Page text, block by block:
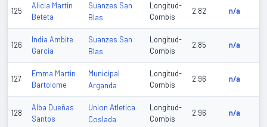
125
Alicia Martin
Beteta
Suanzes San
Blas
Longitud-
Combis
2.82 n/a
126
India Ambite
Garcia
Suanzes San
Blas
Longitud-
Combis
2.85 n/a
127
Emma Martin
Bartolome
Municipal
Arganda
Longitud-
Combis
2.96 n/a
128
Alba Dueñas
Santos
Union Atletica
Coslada
Longitud-
Combis
2.96 n/a